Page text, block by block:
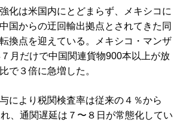
化は米国内にとどまらず、メキシコに
国からの迂回輸出拠点とされてきた同
換点を迎えている。メキシコ・マンザ
月だけで中国関連貨物900本以上が放
で３倍に急増した。
により税関検査率は従来の４％から
、通関遅延は７〜８日が常態化してい